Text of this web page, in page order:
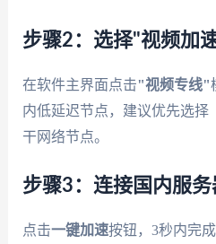
步骤2：选择"视频加
在软件主界面点击"视频专线"
内低延迟节点，建议优先选择
干网络节点。
步骤3：连接国内服务
点击一键加速按钮，3秒内完